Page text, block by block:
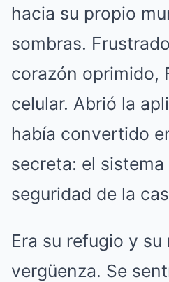
hacia su propio
sombras.
corazón oprimido,
celular. Abrió la
había convertido
secreta: el
seguridad de la
Era su refugio y su
vergüenza. Se